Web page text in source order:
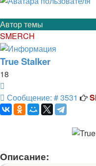
Автор темы
SMERCH
True Stalker
18
Сообщение: # 3531
Описание: